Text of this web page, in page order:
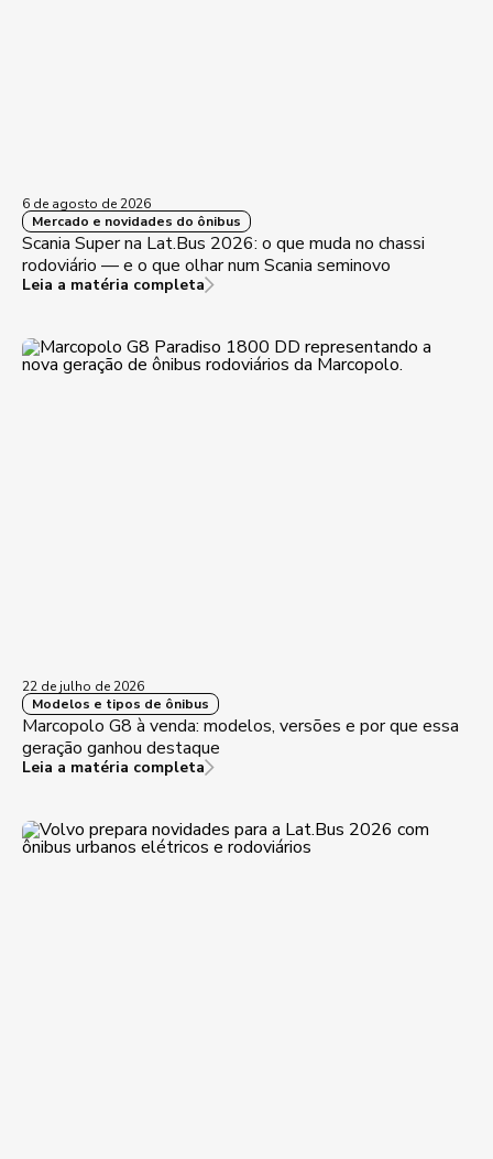
6 de agosto de 2026
Mercado e novidades do ônibus
Scania Super na Lat.Bus 2026: o que muda no chassi
rodoviário — e o que olhar num Scania seminovo
Leia a matéria completa
22 de julho de 2026
Modelos e tipos de ônibus
Marcopolo G8 à venda: modelos, versões e por que essa
geração ganhou destaque
Leia a matéria completa